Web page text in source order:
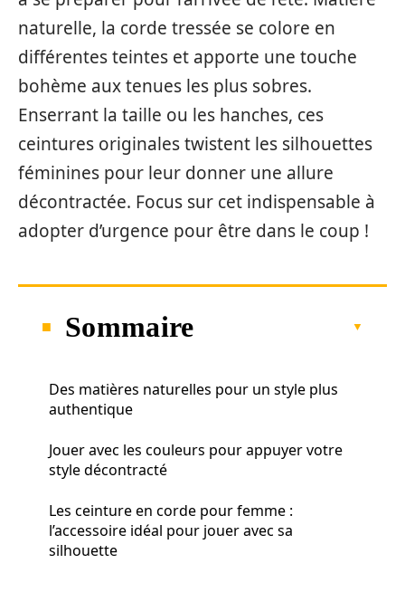
naturelle, la corde tressée se colore en
différentes teintes et apporte une touche
bohème aux tenues les plus sobres.
Enserrant la taille ou les hanches, ces
ceintures originales twistent les silhouettes
féminines pour leur donner une allure
décontractée. Focus sur cet indispensable à
adopter d’urgence pour être dans le coup !
Sommaire
Des matières naturelles pour un style plus
authentique
Jouer avec les couleurs pour appuyer votre
style décontracté
Les ceinture en corde pour femme :
l’accessoire idéal pour jouer avec sa
silhouette